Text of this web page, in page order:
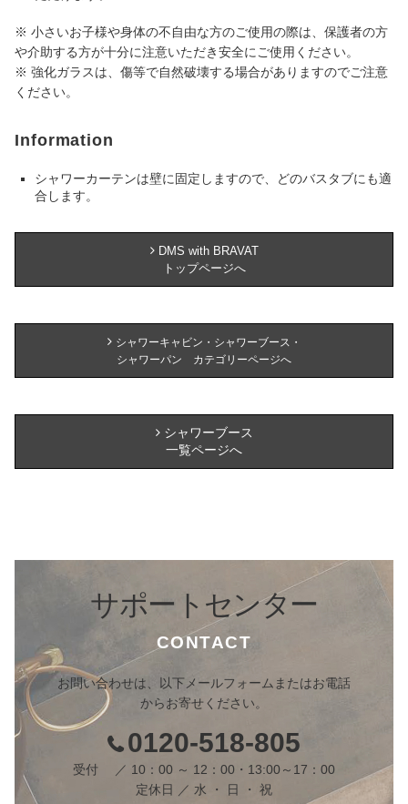
※ 小さいお子様や身体の不自由な方のご使用の際は、保護者の方
や介助する方が十分に注意いただき安全にご使用ください。
※ 強化ガラスは、傷等で自然破壊する場合がありますのでご注意
ください。
Information
シャワーカーテンは壁に固定しますので、どのバスタブにも適
合します。
DMS with BRAVAT
トップページへ
シャワーキャビン・シャワーブース・
シャワーパン カテゴリーページへ
シャワーブース
一覧ページへ
サポートセンター
CONTACT
お問い合わせは、以下メールフォームまたはお電話
からお寄せください。
0120-518-805
受付 ／ 10：00 ～ 12：00・13:00～17：00
定休日 ／ 水 ・ 日 ・ 祝